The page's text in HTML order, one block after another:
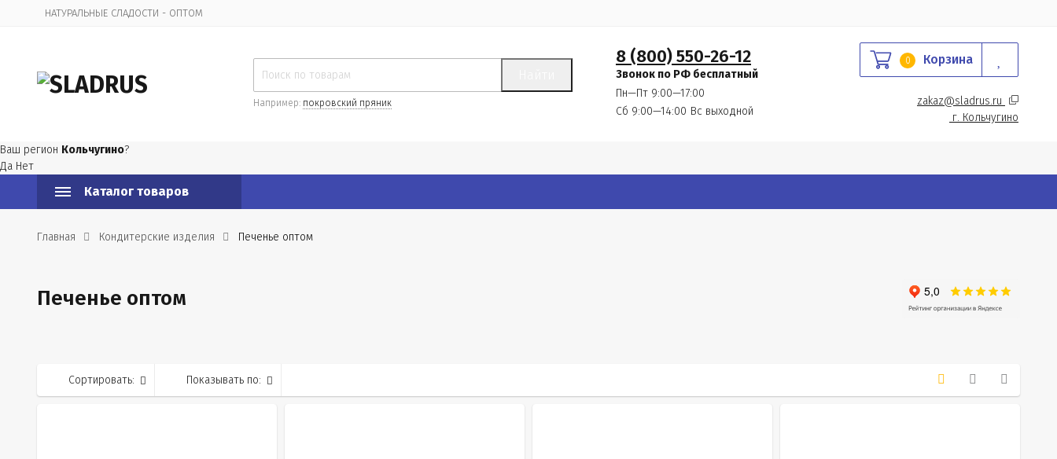
НАТУРАЛЬНЫЕ СЛАДОСТИ - ОПТОМ
Например: покровский пряник
8 (800) 550-26-12
Звонок по РФ бесплатный
Пн—Пт 9:00—17:00
Сб 9:00—14:00 Вс выходной
0 Корзина
zakaz@sladrus.ru
г. Кольчугино
Ваш регион Кольчугино?
Да Нет
Каталог товаров
Главная Кондитерские изделия Печенье оптом
Печенье оптом
Сортировать: Показывать по: